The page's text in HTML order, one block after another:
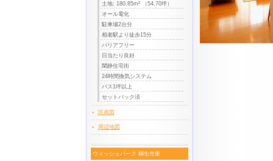
土地: 180.85m² （54.70坪）
オール電化
駐車場2台分
相老駅より徒歩15分
バリアフリー
日当たり良好
閑静住宅街
24時間換気システム
バス1坪以上
セットバック済
区画図
周辺地図
ウィッシュパーク 桐生市東